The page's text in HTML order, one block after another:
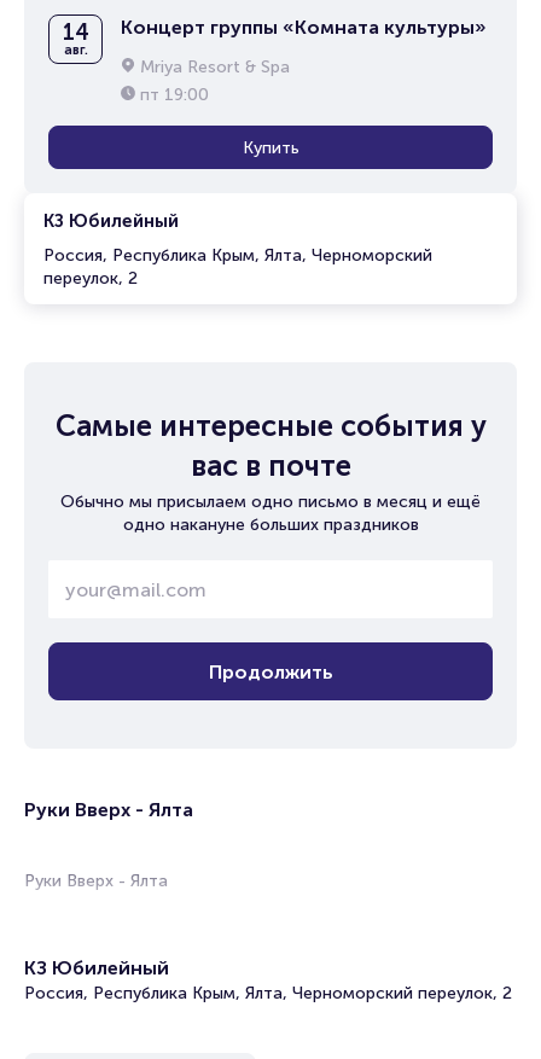
КЗ Юбилейный
Россия, Республика Крым, Ялта, Черноморский
переулок, 2
14
авг.
Концерт группы «Комната культуры»
Mriya Resort & Spa
пт 19:00
Купить
Самые интересные события у
вас в почте
Обычно мы присылаем одно письмо в месяц и ещё
одно накануне больших праздников
Продолжить
Руки Вверх - Ялта
Руки Вверх - Ялта
КЗ Юбилейный
Россия, Республика Крым, Ялта, Черноморский переулок, 2